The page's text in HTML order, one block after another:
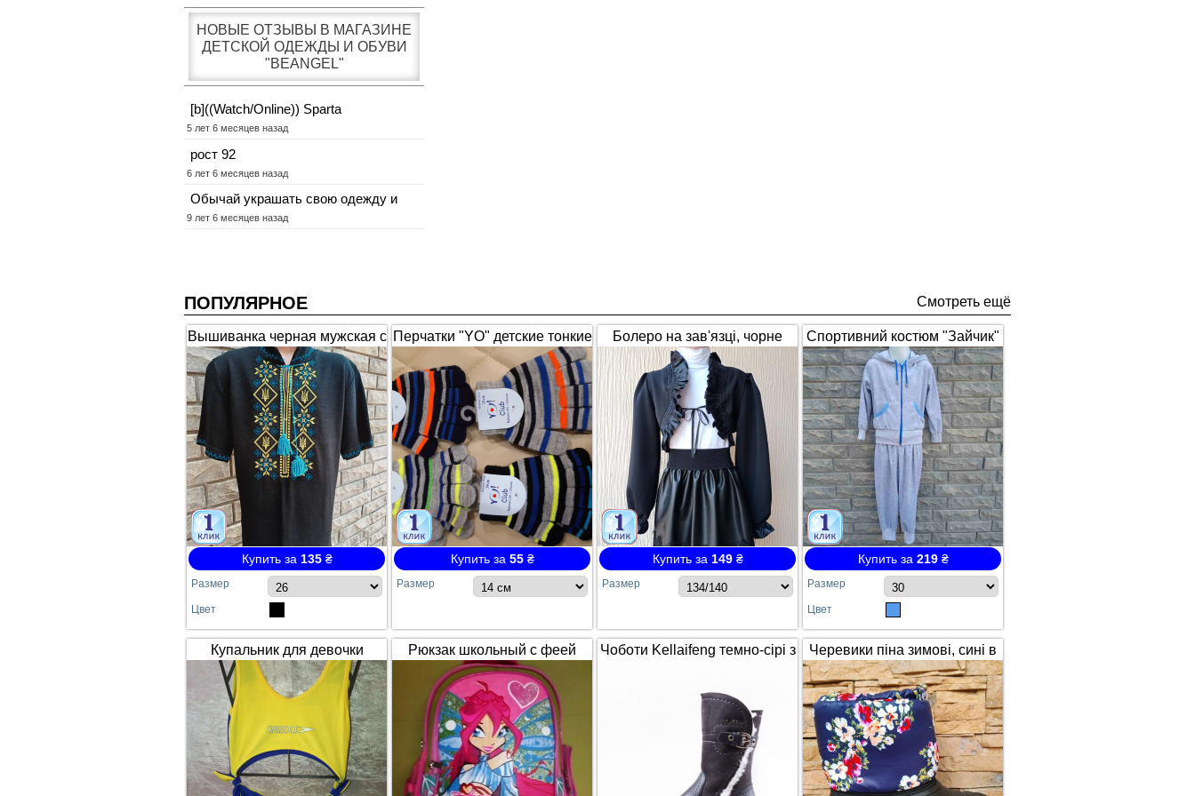
НОВЫЕ ОТЗЫВЫ В МАГАЗИНЕ
ДЕТСКОЙ ОДЕЖДЫ И ОБУВИ
"BEANGEL"
[b]((Watch/Online)) Sparta
5 лет 6 месяцев назад
рост 92
6 лет 6 месяцев назад
Обычай украшать свою одежду и
9 лет 6 месяцев назад
ПОПУЛЯРНОЕ Смотреть ещё
Вышиванка черная мужская с
коротким рукавом "Гербы"
Купить за 135₴
Размер
Цвет
Перчатки "YO" детские тонкие
полосатые
Купить за 55₴
Размер
Болеро на зав'язці, чорне
(1653)
Купить за 149₴
Размер
Спортивний костюм "Зайчик"
з вушками, сірий з синім 1672
(арт.326)
Купить за 219₴
Размер
Цвет
Купальник для девочки
SPEEDO жёлто-синий
сдельный №64
Рюкзак школьный с феей
Winx / Винкс
Чоботи Kellaifeng темно-сірі з
Черевики піна зимові, сині в
квітах